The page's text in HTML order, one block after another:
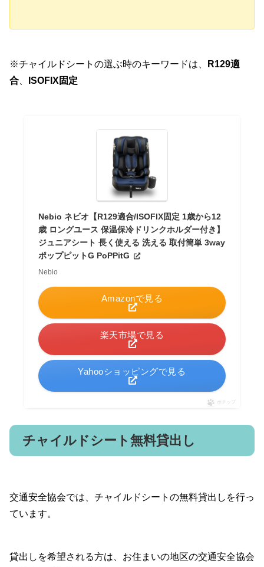
※チャイルドシートの選ぶ時のキーワードは、
R129適
合
ISOFIX固定
Nebio ネビオ【R129適合/ISOFIX固定 1歳から12
歳 ロングユース 保温保冷ドリンクホルダー付き】
ジュニアシート 長く使える 洗える 取付簡単 3way
ポップピットG PoPPitG
Nebio
Amazonで見る
楽天市場で見る
Yahooショッピングで見る
ポチップ
チャイルドシート無料貸出し
交通安全協会では、チャイルドシートの無料貸出しを行っ
ています。
貸出しを希望される方は、お住まいの地区の交通安全協会